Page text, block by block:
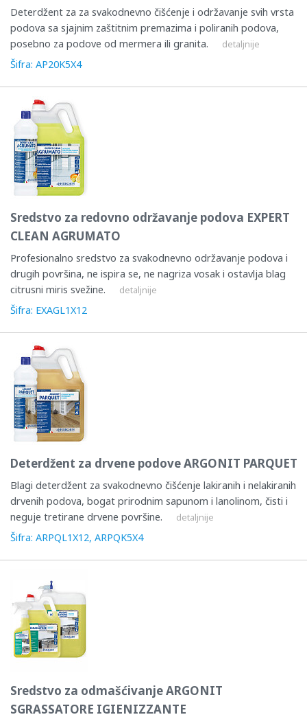
Deterdžent za za svakodnevno čišćenje i održavanje svih vrsta
podova sa sjajnim zaštitnim premazima i poliranih podova,
posebno za podove od mermera ili granita.
detaljnije
Šifra: AP20K5X4
Sredstvo za redovno održavanje podova EXPERT
CLEAN AGRUMATO
Profesionalno sredstvo za svakodnevno održavanje podova i
drugih površina, ne ispira se, ne nagriza vosak i ostavlja blag
citrusni miris svežine.
detaljnije
Šifra: EXAGL1X12
Deterdžent za drvene podove ARGONIT PARQUET
Blagi deterdžent za svakodnevno čišćenje lakiranih i nelakiranih
drvenih podova, bogat prirodnim sapunom i lanolinom, čisti i
neguje tretirane drvene površine.
detaljnije
Šifra: ARPQL1X12, ARPQK5X4
Sredstvo za odmašćivanje ARGONIT
SGRASSATORE IGIENIZZANTE